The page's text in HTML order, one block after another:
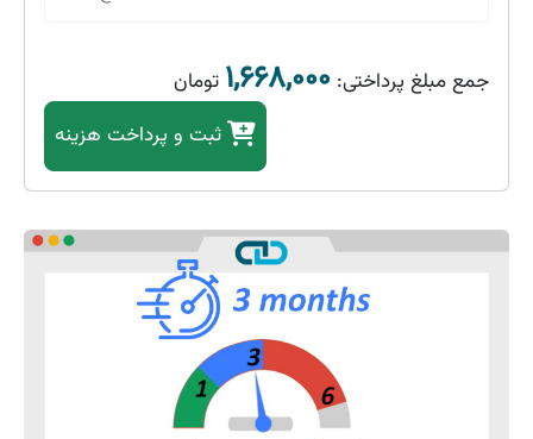
جمع مبلغ پرداختی: ۱,۶۶۸,۰۰۰ تومان
ثبت و پرداخت هزینه